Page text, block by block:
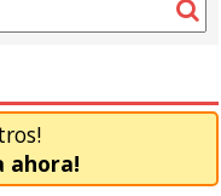
ahora!